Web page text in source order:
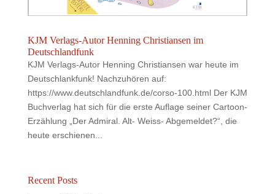
KJM Verlags-Autor Henning Christiansen im
Deutschlandfunk
KJM Verlags-Autor Henning Christiansen war heute im
Deutschlankfunk! Nachzuhören auf:
https://www.deutschlandfunk.de/corso-100.html Der KJM
Buchverlag hat sich für die erste Auflage seiner Cartoon-
Erzählung „Der Admiral. Alt- Weiss- Abgemeldet?“, die
heute erschienen...
Recent Posts